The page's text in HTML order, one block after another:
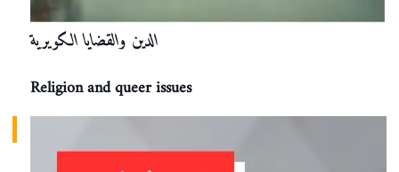
الدين والقضايا الكويرية
Religion and queer issues